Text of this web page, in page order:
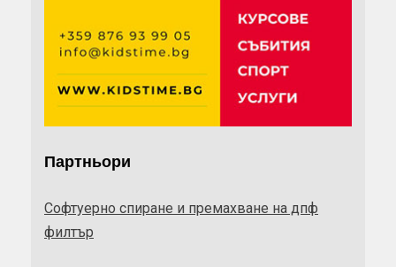
Партньори
Софтуерно спиране и премахване на дпф
филтър